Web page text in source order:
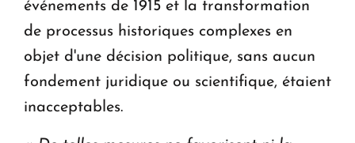
événements de 1915 et la transformation
de processus historiques complexes en
objet d'une décision politique, sans aucun
fondement juridique ou scientifique, étaient
inacceptables.